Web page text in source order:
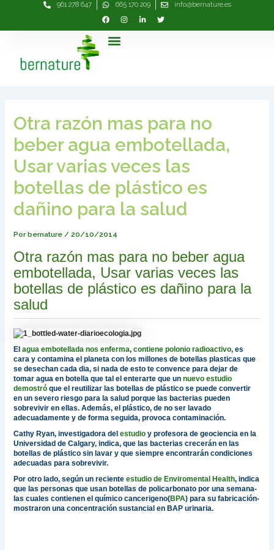
961 278 647 665 170 209 info@bernature.es
Menú
Otra razón mas para no
beber agua embotellada,
Usar varias veces las
botellas de plástico es
dañino para la salud
Porbernature / 20/10/2014
Otra razón mas para no beber agua
embotellada, Usar varias veces las
botellas de plástico es dañino para la
salud
Elagua embotellada nos enferma,contiene polonio radioactivo, es
cara y contamina el planeta con los millones de botellas plasticas que
se desechan cada dia, si nada de esto te convence para dejar de
tomar agua en botella que tal el enterarte que unnuevo estudio
demostróque el reutilizar las botellas de plástico se puede convertir
en un severo riesgo para la salud porque las bacterias pueden
sobrevivir en ellas. Además, el plástico, de no ser lavado
adecuadamente y de forma seguida, provoca contaminación.
Cathy Ryan, investigadora delestudio y profesora de geociencia en la
Universidad de Calgary, indica, que las bacterias crecerán en las
botellas de plástico sin lavar y que siempre encontrarán condiciones
adecuadas para sobrevivir.
Por otro lado, según un reciente estudio de Enviromental Health, indica
que las personas que usan botellas de policarbonato por una semana-
las cuales contienen el químico cancerigeno(BPA) para su fabricación-
mostraron una concentración sustancial en BAP urinaria.
Navegación